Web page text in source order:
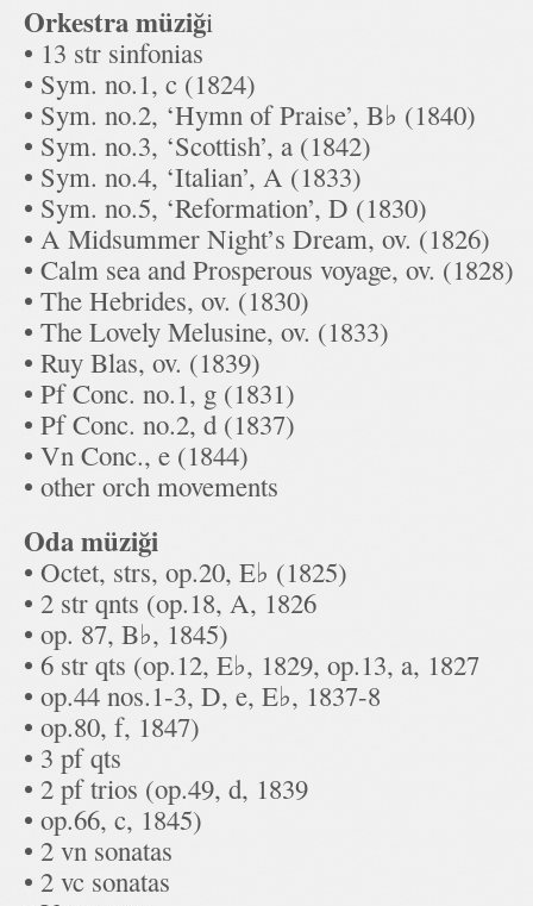
Orkestra müziği
• 13 str sinfonias
• Sym. no.1, c (1824)
• Sym. no.2, ‘Hymn of Praise’, B♭ (1840)
• Sym. no.3, ‘Scottish’, a (1842)
• Sym. no.4, ‘Italian’, A (1833)
• Sym. no.5, ‘Reformation’, D (1830)
• A Midsummer Night’s Dream, ov. (1826)
• Calm sea and Prosperous voyage, ov. (1828)
• The Hebrides, ov. (1830)
• The Lovely Melusine, ov. (1833)
• Ruy Blas, ov. (1839)
• Pf Conc. no.1, g (1831)
• Pf Conc. no.2, d (1837)
• Vn Conc., e (1844)
• other orch movements
Oda müziği
• Octet, strs, op.20, E♭ (1825)
• 2 str qnts (op.18, A, 1826
• op. 87, B♭, 1845)
• 6 str qts (op.12, E♭, 1829, op.13, a, 1827
• op.44 nos.1-3, D, e, E♭, 1837-8
• op.80, f, 1847)
• 3 pf qts
• 2 pf trios (op.49, d, 1839
• op.66, c, 1845)
• 2 vn sonatas
• 2 vc sonatas